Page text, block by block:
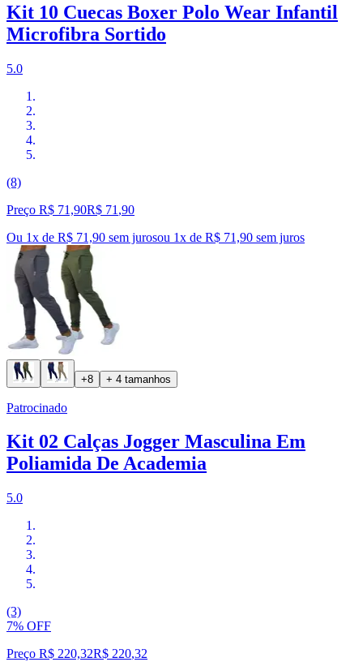
Kit 10 Cuecas Boxer Polo Wear Infantil
Microfibra Sortido
5.0
(8)
Preço R$ 71,90R$ 71 ,90
Ou 1x de R$ 71,90 sem jurosou 1x de R$ 71,90 sem juros
+8 + 4 tamanhos
Patrocinado
Kit 02 Calças Jogger Masculina Em
Poliamida De Academia
5.0
(3)
7% OFF
Preço R$ 220,32R$ 220,32